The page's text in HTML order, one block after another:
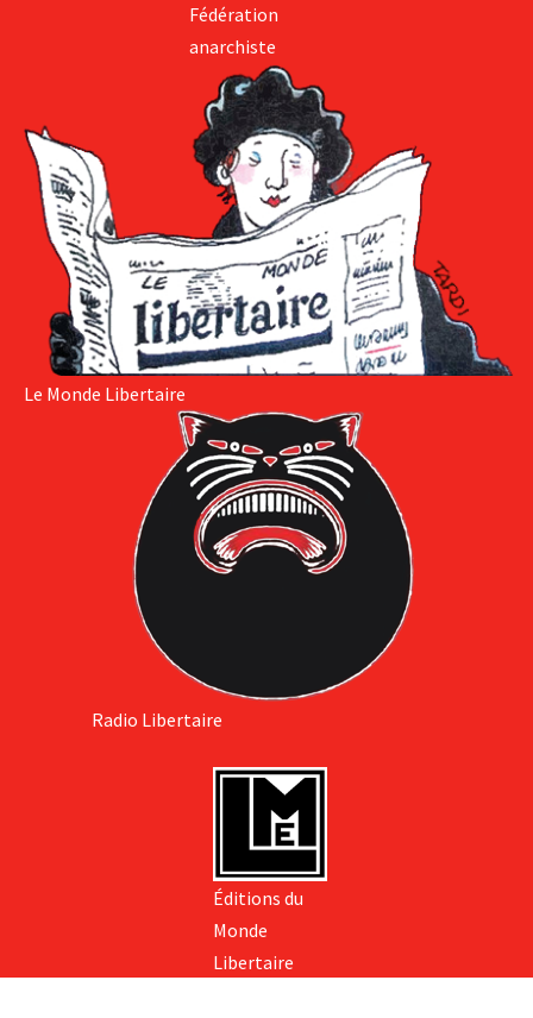
Fédération
anarchiste
Le Monde Libertaire
Radio Libertaire
Éditions du
Monde
Libertaire